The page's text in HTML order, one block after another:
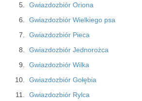
Gwiazdozbiór Oriona
Gwiazdozbiór Wielkiego psa
Gwiazdozbiór Pieca
Gwiazdozbiór Jednorożca
Gwiazdozbiór Wilka
Gwiazdozbiór Gołębia
Gwiazdozbiór Rylca